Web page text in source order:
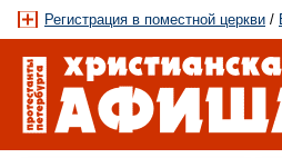
Регистрация в поместной церкви /